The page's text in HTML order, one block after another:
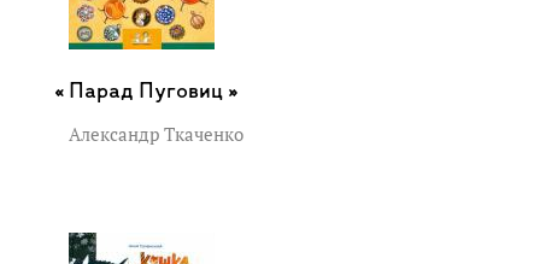
Парад Пуговиц »
Александр Ткаченко